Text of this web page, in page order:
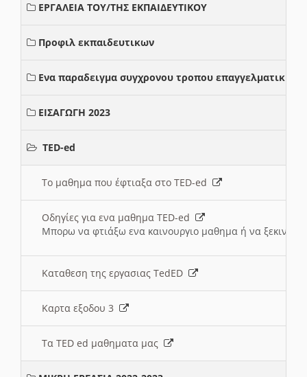
ΕΡΓΑΛΕΙΑ ΤΟΥ/ΤΗΣ ΕΚΠΑΙΔΕΥΤΙΚΟΥ
Προφιλ εκπαιδευτικων
Ενα παραδειγμα συγχρονου τροπου επαγγελματικης
ΕΙΣΑΓΩΓΗ 2023
TED-ed
Το μαθημα που έφτιαξα στο TED-ed
Οδηγίες για ενα μαθημα TED-ed
Μπορω να φτιάξω ενα καινουργιο μαθημα ή να
Καταθεση της εργασιας TedED
Καρτα εξοδου 3
Τα TED ed μαθηματα μας